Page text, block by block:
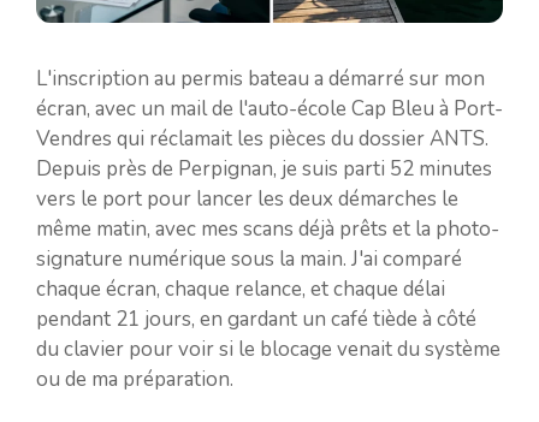
L'inscription au permis bateau a démarré sur mon
écran, avec un mail de l'auto-école Cap Bleu à Port-
Vendres qui réclamait les pièces du dossier ANTS.
Depuis près de Perpignan, je suis parti 52 minutes
vers le port pour lancer les deux démarches le
même matin, avec mes scans déjà prêts et la photo-
signature numérique sous la main. J'ai comparé
chaque écran, chaque relance, et chaque délai
pendant 21 jours, en gardant un café tiède à côté
du clavier pour voir si le blocage venait du système
ou de ma préparation.